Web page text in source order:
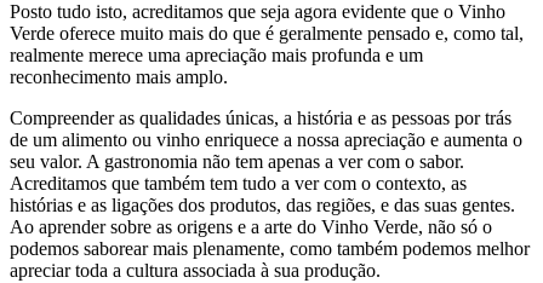
Posto tudo isto, acreditamos que seja agora evidente que o Vinho
Verde oferece muito mais do que é geralmente pensado e, como tal,
realmente merece uma apreciação mais profunda e um
reconhecimento mais amplo.
Compreender as qualidades únicas, a história e as pessoas por trás
de um alimento ou vinho enriquece a nossa apreciação e aumenta o
seu valor. A gastronomia não tem apenas a ver com o sabor.
Acreditamos que também tem tudo a ver com o contexto, as
histórias e as ligações dos produtos, das regiões, e das suas gentes.
Ao aprender sobre as origens e a arte do Vinho Verde, não só o
podemos saborear mais plenamente, como também podemos melhor
apreciar toda a cultura associada à sua produção.